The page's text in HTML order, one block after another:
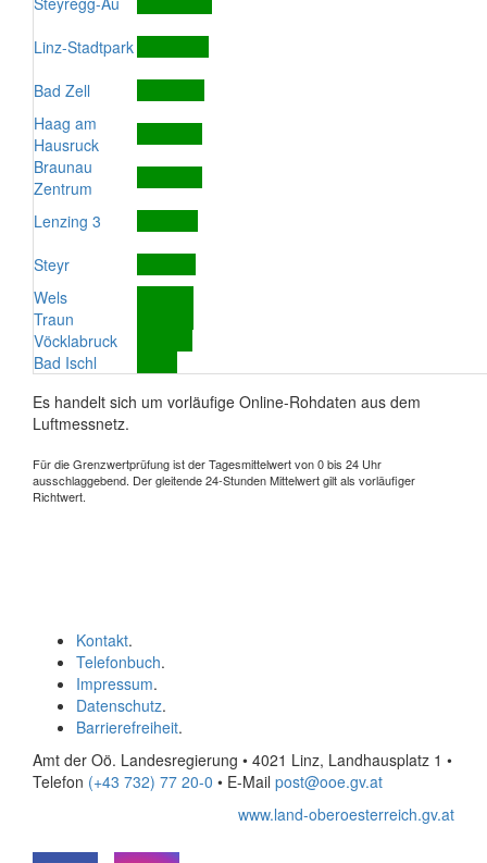
Linz-Stadtpark
Bad Zell
Haag am
Hausruck
Braunau
Zentrum
Lenzing 3
Steyr
Wels
Traun
Vöcklabruck
Bad Ischl
Es handelt sich um vorläufige Online-Rohdaten aus dem
Luftmessnetz.
Für die Grenzwertprüfung ist der Tagesmittelwert von 0 bis 24 Uhr
ausschlaggebend. Der gleitende 24-Stunden Mittelwert gilt als vorläufiger
Richtwert.
Kontakt.
Telefonbuch.
Impressum.
Datenschutz.
Barrierefreiheit.
Amt der Oö. Landesregierung • 4021 Linz, Landhausplatz 1 •
Telefon (+43 732) 77 20-0 • E-Mail post@ooe.gv.at
www.land-oberoesterreich.gv.at